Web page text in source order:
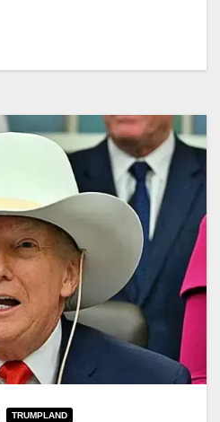
TRUMPLAND